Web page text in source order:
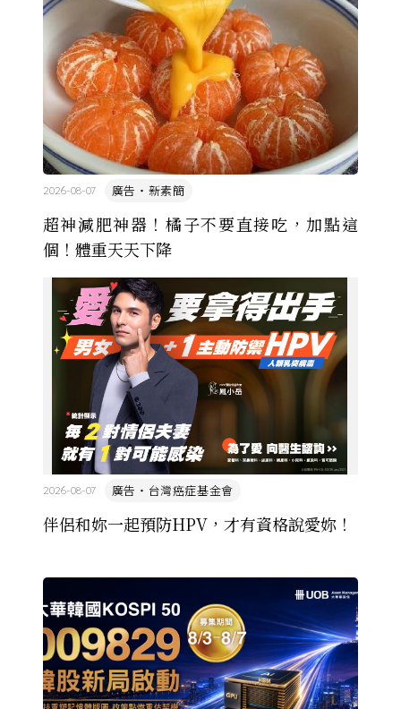
超神減肥神器！橘子不要直接吃，加點這
個！體重天天下降
廣告・新素簡
2026-08-07
伴侶和妳一起預防HPV，才有資格說愛妳！
廣告・台灣癌症基金會
2026-08-07